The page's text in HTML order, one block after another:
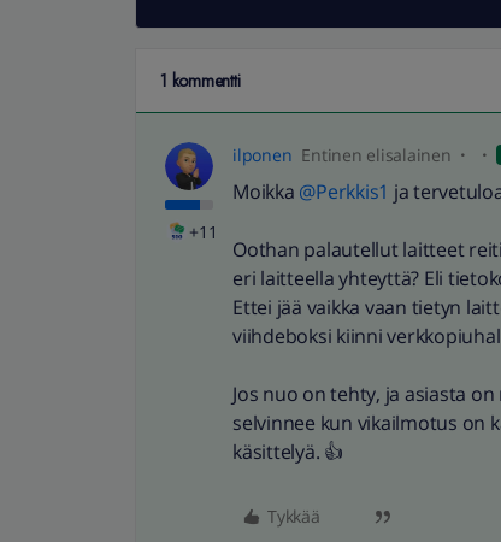
1 kommentti
+11
ilponen Entinen elisalainen
Moikka @Perkkis1 ja
Oothan palautellut laitteet
eri laitteella yhteyttä? Eli
Ettei jää vaikka vaan tietyn
viihdeboksi kiinni
Jos nuo on tehty, ja asiasta
selvinnee kun vikailmotus on
käsittelyä. 👍
Tykkää